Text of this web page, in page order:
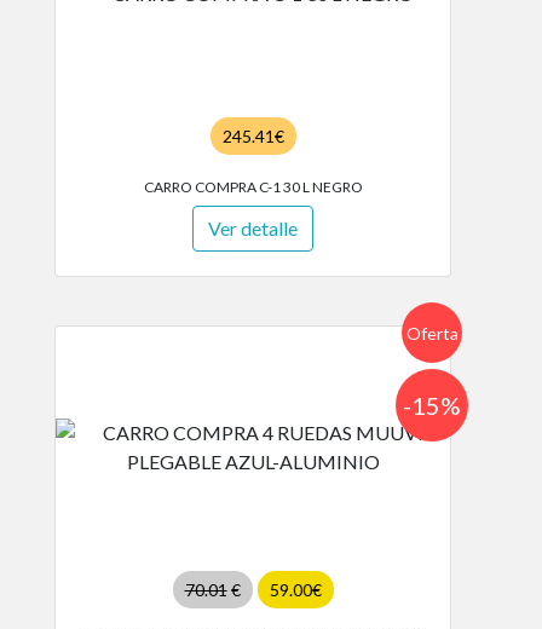
245.41€
CARRO COMPRA C-1 30 L NEGRO
Ver detalle
Oferta
70.01€ 59.00€
-15%